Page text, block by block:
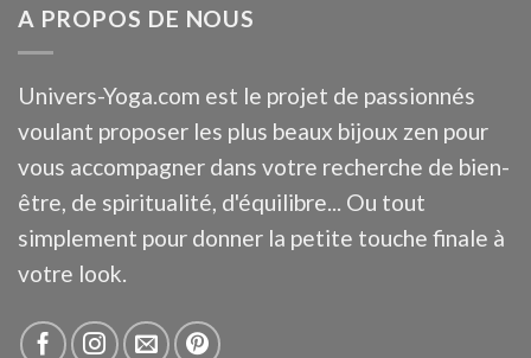
40,00 €.
A PROPOS DE NOUS
Univers-Yoga.com est le projet de passionnés
voulant proposer les plus beaux bijoux zen pour
vous accompagner dans votre recherche de bien-
être, de spiritualité, d'équilibre... Ou tout
simplement pour donner la petite touche finale à
votre look.